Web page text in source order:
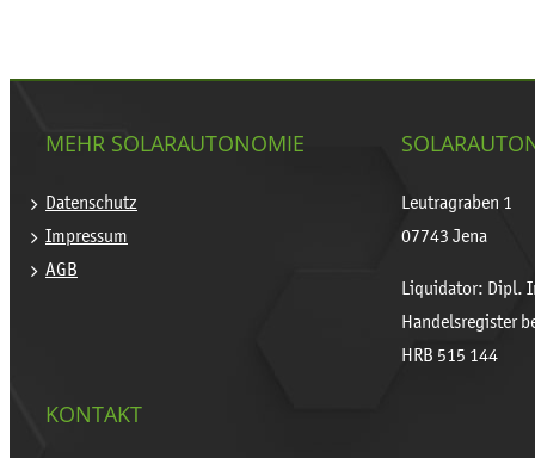
MEHR SOLARAUTONOMIE
Datenschutz
Impressum
AGB
Leutragraben 1
07743 Jena
Liquidator: Dipl.
Handelsregister
HRB 515 144
KONTAKT